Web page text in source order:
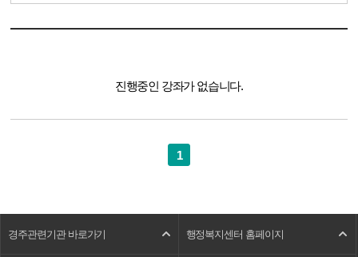
진행중인 강좌가 없습니다.
1
경주관련기관 바로가기 행정복지센터 홈페이지